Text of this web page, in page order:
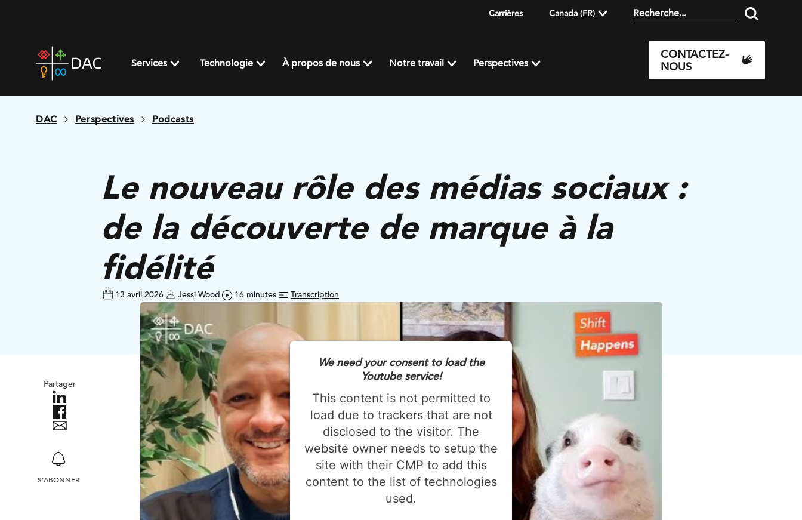
Carrières Canada (FR)
home
page
Services Technologie À propos de nous Notre travail Perspectives
CONTACTEZ-
NOUS
DAC Perspectives Podcasts
Le nouveau rôle des médias sociaux :
de la découverte de marque à la
fidélité
13 avril 2026 Jessi Wood 16 minutes Transcription
Partager
S’ABONNER
We need your consent to load the
Youtube service!
This content is not permitted to
load due to trackers that are not
disclosed to the visitor. The
website owner needs to setup the
site with their CMP to add this
content to the list of technologies
used.